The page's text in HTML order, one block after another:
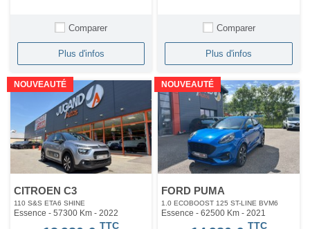
Comparer
Plus d'infos
Comparer
Plus d'infos
NOUVEAUTÉ
CITROEN C3
110 S&S ETA6 SHINE
Essence - 57300 Km - 2022
TTC
NOUVEAUTÉ
FORD PUMA
1.0 ECOBOOST 125 ST-LINE BVM6
Essence - 62500 Km- 2021
TTC